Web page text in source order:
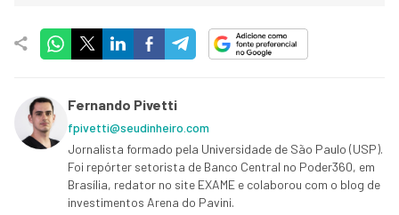
Fernando Pivetti
fpivetti@seudinheiro.com
Jornalista formado pela Universidade de São Paulo (USP).
Foi repórter setorista de Banco Central no Poder360, em
Brasília, redator no site EXAME e colaborou com o blog de
investimentos Arena do Pavini.